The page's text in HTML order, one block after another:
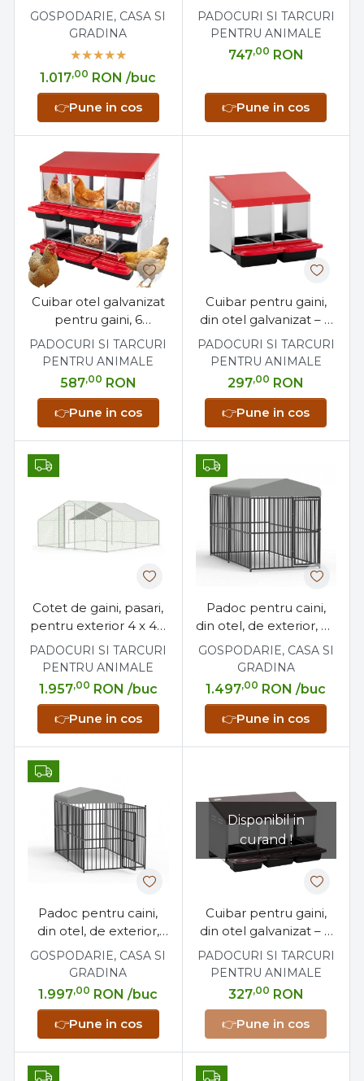
2 metri, otel galvanizat
GOSPODARIE, CASA SI
GRADINA
1.017,00 RON /buc
👉Pune in cos
compartimente, cu
tavita colectare oua
PADOCURI SI TARCURI
PENTRU ANIMALE
747,00 RON
👉Pune in cos
Cuibar otel galvanizat
pentru gaini, 6
compartimente, cu
tavita colectare oua
PADOCURI SI TARCURI
PENTRU ANIMALE
587,00 RON
👉Pune in cos
Cuibar pentru gaini,
din otel galvanizat – 2
compartimente, cu
tavita colectare oua
PADOCURI SI TARCURI
PENTRU ANIMALE
297,00 RON
👉Pune in cos
Cotet de gaini, pasari,
pentru exterior 4 x 4 x
2 metri, otel galvanizat
PADOCURI SI TARCURI
PENTRU ANIMALE
1.957,00 RON /buc
👉Pune in cos
Padoc pentru caini,
din otel, de exterior, cu
acoperis, 1.2 x 2.4 x 1.5
metri
GOSPODARIE, CASA SI
GRADINA
1.497,00 RON /buc
👉Pune in cos
Padoc pentru caini,
din otel, de exterior,
partial acoperit, 1.5 x 3
x 1.8 metri
GOSPODARIE, CASA SI
GRADINA
1.997,00 RON /buc
👉Pune in cos
Disponibil in
curand !
Cuibar pentru gaini,
din otel galvanizat – 3
compartimente, cu
tavita colectare oua
PADOCURI SI TARCURI
PENTRU ANIMALE
327,00 RON
👉Pune in cos